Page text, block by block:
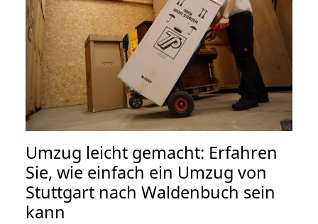
Umzug leicht gemacht: Erfahren
Sie, wie einfach ein Umzug von
Stuttgart nach Waldenbuch sein
kann